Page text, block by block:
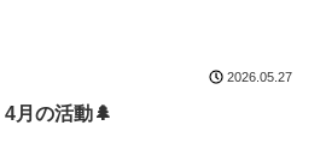
2026.05.27
4月の活動🌲